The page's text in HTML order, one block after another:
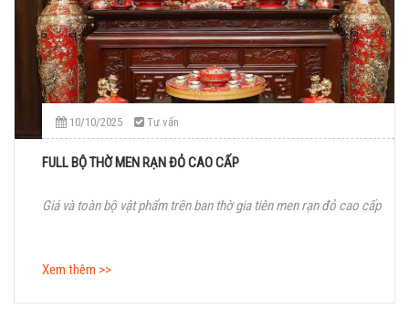
10/10/2025 Tư vấn
FULL BỘ THỜ MEN RẠN ĐỎ CAO CẤP
Giá và toàn bộ vật phẩm trên ban thờ gia tiên men rạn đỏ cao cấp
Xem thêm >>